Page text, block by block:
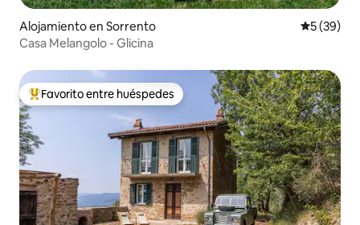
Alojamiento en Sorrento
5 (39)
Casa Melangolo - Glicina
Favorito entre huéspedes preferido
Favorito entre huéspedes